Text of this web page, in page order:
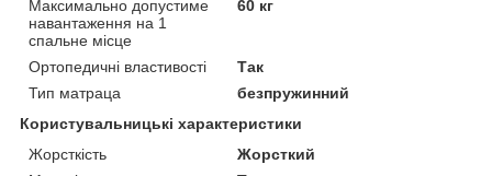
Максимально допустиме
навантаження на 1
спальне місце
60 кг
Ортопедичні властивості
Так
Тип матраца
безпружинний
Користувальницькі характеристики
Жорсткість
Жорсткий